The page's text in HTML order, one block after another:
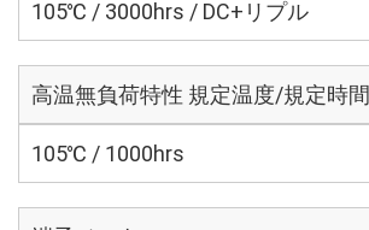
105℃ / 3000hrs / DC+リプル
高温無負荷特性 規定温度/規定時間
105℃ / 1000hrs